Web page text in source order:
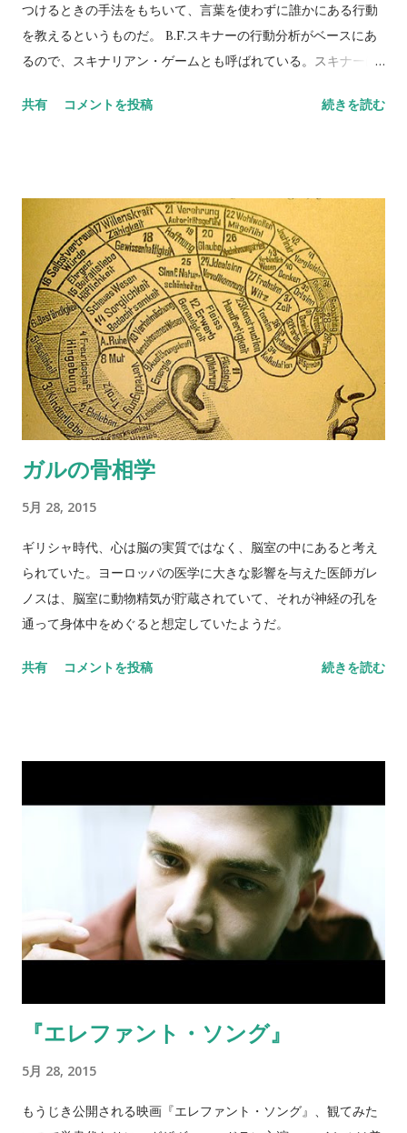
つけるときの手法をもちいて、言葉を使わずに誰かにある行動
を教えるというものだ。 B.F.スキナーの行動分析がベースにあ
るので、スキナリアン・ゲームとも呼ばれている。スキナーは
った心理学者」に選ばれた人物だ。 シェイピングとは、行動を
みた（１００人くらいでやったから、なかなか騒がしかったけ
れども）。 ４、５人で組んでもらい、動物役を１人選ぶ。 動物
役はしばらく部屋の外に出てもらい、その間にトレーナー役の
人たちで、目標とする行動と合図（拍手など）を決めてもら
う。 できるだけ普段しないような、少し複雑な行動がいい。た
とえば、椅子の上に登って万歳するとか、スマホを口でくわえ
てみるといった行動。 動物役に入ってもらい、少し離れたとこ
ろからスタート。 言葉を使わずに、合図だけで行動を導いてい
く。トレーナー役は、動物役が少しでも目標行動に近い公道を
したら、合図をして強化していく。 制限時間を３分くらいに設
定しておくのがちょうどよいようだった。 終わったら、動物
もう一回試みてもいい。
共有 コメントを投稿 続きを読む
ガルの骨相学
5月 28, 2015
ギリシャ時代、心は脳の実質ではなく、脳室の中にあると考え
られていた。ヨーロッパの医学に大きな影響を与えた医師ガレ
ノスは、脳室に動物精気が貯蔵されていて、それが神経の孔を
通って身体中をめぐると想定していたようだ。
共有 コメントを投稿 続きを読む
『エレファント・ソング』
5月 28, 2015
もうじき公開される映画『エレファント・ソング』、観てみた